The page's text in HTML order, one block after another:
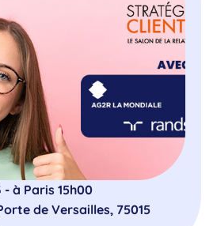
à Paris 15h00
de Versailles, 75015